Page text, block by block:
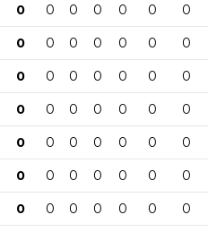
0 0 0 0 0 0 0
0 0 0 0 0 0 0
0 0 0 0 0 0 0
0 0 0 0 0 0 0
0 0 0 0 0 0 0
0 0 0 0 0 0 0
0 0 0 0 0 0 0